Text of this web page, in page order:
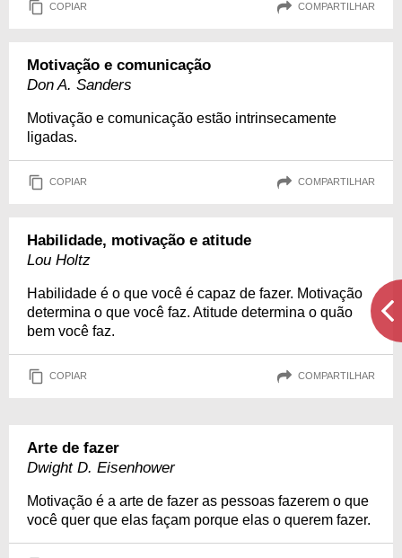
COPIAR COMPARTILHAR
Motivação e comunicação
Don A. Sanders
Motivação e comunicação estão intrinsecamente
ligadas.
COPIAR COMPARTILHAR
Habilidade, motivação e atitude
Lou Holtz
Habilidade é o que você é capaz de fazer. Motivação
determina o que você faz. Atitude determina o quão
bem você faz.
COPIAR COMPARTILHAR
Arte de fazer
Dwight D. Eisenhower
Motivação é a arte de fazer as pessoas fazerem o que
você quer que elas façam porque elas o querem fazer.